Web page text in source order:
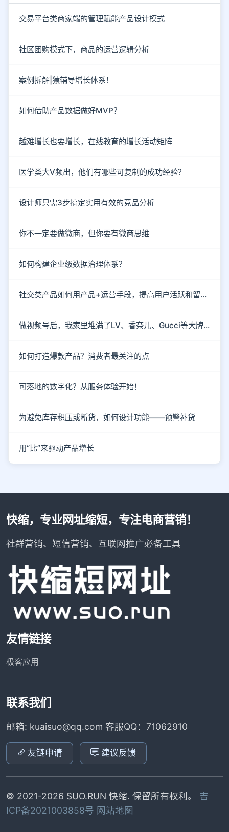
交易平台类商家端的管理赋能产品设计模式
社区团购模式下，商品的运营逻辑分析
案例拆解|猿辅导增长体系！
如何借助产品数据做好MVP？
越难增长也要增长，在线教育的增长活动矩阵
医学类大V频出，他们有哪些可复制的成功经验？
设计师只需3步搞定实用有效的竞品分析
你不一定要做微商，但你要有微商思维
如何构建企业级数据治理体系？
社交类产品如何用产品+运营手段，提高用户活跃和留存？
做视频号后，我家里堆满了LV、香奈儿、Gucci等大牌包
如何打造爆款产品？消费者最关注的点
可落地的数字化？从服务体验开始！
为避免库存积压或断货，如何设计功能——预警补货
用“比”来驱动产品增长
快缩，专业网址缩短，专注电商营销！
社群营销、短信营销、互联网推广必备工具
友情链接
极客应用
联系我们
邮箱: kuaisuo@qq.com 客服QQ：71062910
友链申请 建议反馈
© 2021-2026 SUO.RUN 快缩. 保留所有权利。 吉
ICP备2021003858号 网站地图